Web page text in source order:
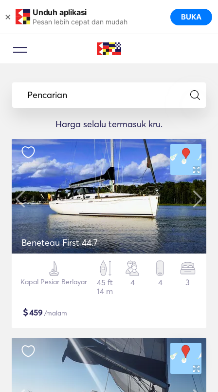
× Unduh aplikasi
Pesan lebih cepat dan mudah BUKA
Pencarian
Harga selalu termasuk kru.
Beneteau First 44.7
Kapal Pesiar Berlayar
45 ft
14 m
4 4 3
$459 /malam